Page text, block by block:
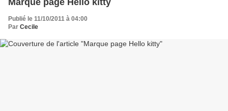
Marque page Hello kitty
Publié le 11/10/2011 à 04:00
Par Cecile